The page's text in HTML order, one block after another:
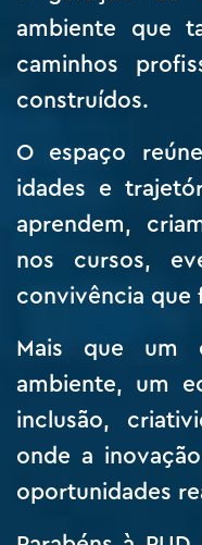
ambiente que
caminhos
construídos.
O espaço
idades e
aprendem,
nos cursos,
convivência que
Mais que um
ambiente, um
inclusão,
onde a
oportunidades